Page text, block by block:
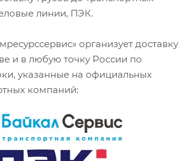
линии, ПЭК.
организует доставку
и в любую точку России по
указанные на официальных
компаний: